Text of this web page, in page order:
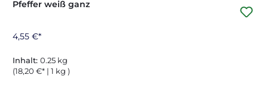
Pfeffer weiß ganz
4,55 €*
Inhalt: 0.25 kg
(18,20 €* | 1 kg )